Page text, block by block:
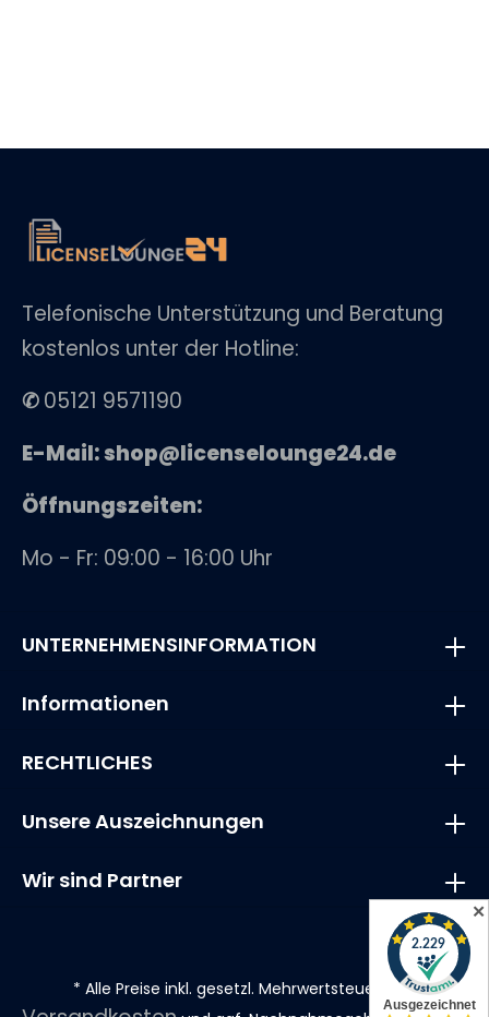
Telefonische Unterstützung und Beratung
kostenlos unter der Hotline:
✆05121 9571190
E-Mail: shop@licenselounge24.de
Öffnungszeiten:
Mo - Fr: 09:00 - 16:00 Uhr
UNTERNEHMENSINFORMATION
Informationen
RECHTLICHES
Unsere Auszeichnungen
Wir sind Partner
* Alle Preise inkl. gesetzl. Mehrwertsteuer zzgl.
✕